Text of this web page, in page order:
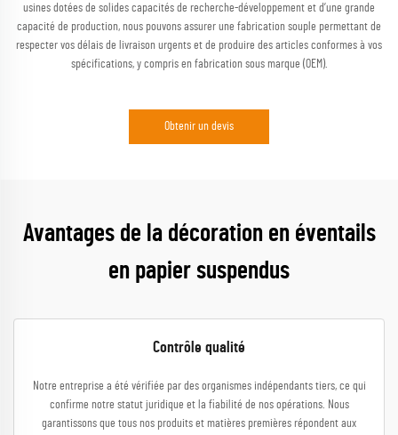
usines dotées de solides capacités de recherche-développement et d’une grande
capacité de production, nous pouvons assurer une fabrication souple permettant de
respecter vos délais de livraison urgents et de produire des articles conformes à vos
spécifications, y compris en fabrication sous marque (OEM).
Obtenir un devis
Avantages de la décoration en éventails
en papier suspendus
Contrôle qualité
Notre entreprise a été vérifiée par des organismes indépendants tiers, ce qui
confirme notre statut juridique et la fiabilité de nos opérations. Nous
garantissons que tous nos produits et matières premières répondent aux